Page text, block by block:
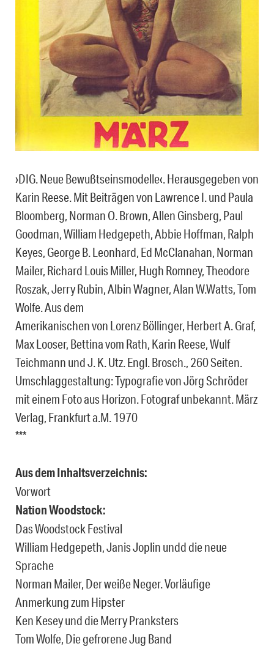
›DIG. Neue Bewußtseinsmodelle‹. Herausgegeben von
Karin Reese. Mit Beiträgen von Lawrence I. und Paula
Bloomberg, Norman O. Brown, Allen Ginsberg, Paul
Goodman, William Hedgepeth, Abbie Hoffman, Ralph
Keyes, George B. Leonhard, Ed McClanahan, Norman
Mailer, Richard Louis Miller, Hugh Romney, Theodore
Roszak, Jerry Rubin, Albin Wagner, Alan W.Watts, Tom
Wolfe. Aus dem
Amerikanischen von Lorenz Böllinger, Herbert A. Graf,
Max Looser, Bettina vom Rath, Karin Reese, Wulf
Teichmann und J. K. Utz. Engl. Brosch., 260 Seiten.
Umschlaggestaltung: Typografie von Jörg Schröder
mit einem Foto aus Horizon. Fotograf unbekannt. März
Verlag, Frankfurt a.M. 1970
***
Aus dem Inhaltsverzeichnis:
Vorwort
Nation Woodstock:
Das Woodstock Festival
William Hedgepeth, Janis Joplin undd die neue
Sprache
Norman Mailer, Der weiße Neger. Vorläufige
Anmerkung zum Hipster
Ken Kesey und die Merry Pranksters
Tom Wolfe, Die gefrorene Jug Band